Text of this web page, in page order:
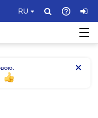
RU